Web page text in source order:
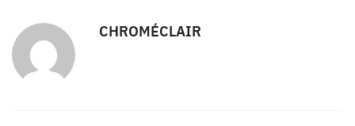
CHROMÉCLAIR